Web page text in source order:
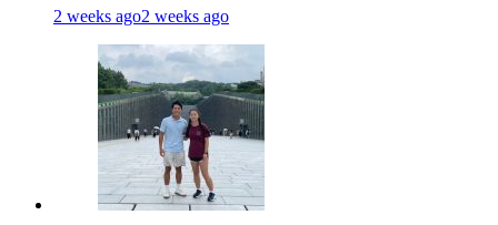
2 weeks ago2 weeks ago